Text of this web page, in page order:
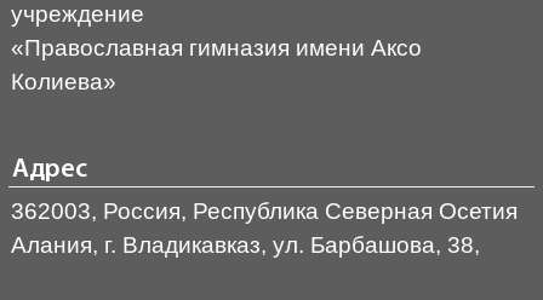
учреждение
«Православная гимназия имени Аксо
Колиева»
Адрес
362003, Россия, Республика Северная Осетия
Алания, г. Владикавказ, ул. Барбашова, 38,